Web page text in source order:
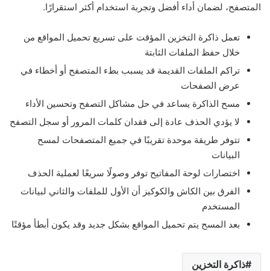
المتصفح، لضمان أداء أفضل وتجربة استخدام أكثر استقرارًا.
تعمل ذاكرة التخزين المؤقت على تسريع تحميل المواقع من
خلال حفظ الملفات الثابتة
تراكم الملفات القديمة قد يسبب بطء المتصفح أو أخطاء في
عرض الصفحات
مسح الذاكرة يساعد في حل مشاكل التصفح وتحسين الأداء
لا يؤدي الحذف عادة إلى فقدان كلمات المرور أو سجل التصفح
تتوفر طريقة موحدة تقريبًا في جميع المتصفحات لمسح
البيانات
اختصارات لوحة المفاتيح توفر وصولًا سريعًا لعملية الحذف
الفرق بين الكاش والكوكيز أن الأول للملفات والثاني لبيانات
المستخدم
بعد المسح يتم تحميل المواقع بشكل جديد وقد يكون أبطأ مؤقتًا
ذاكرة التخزين